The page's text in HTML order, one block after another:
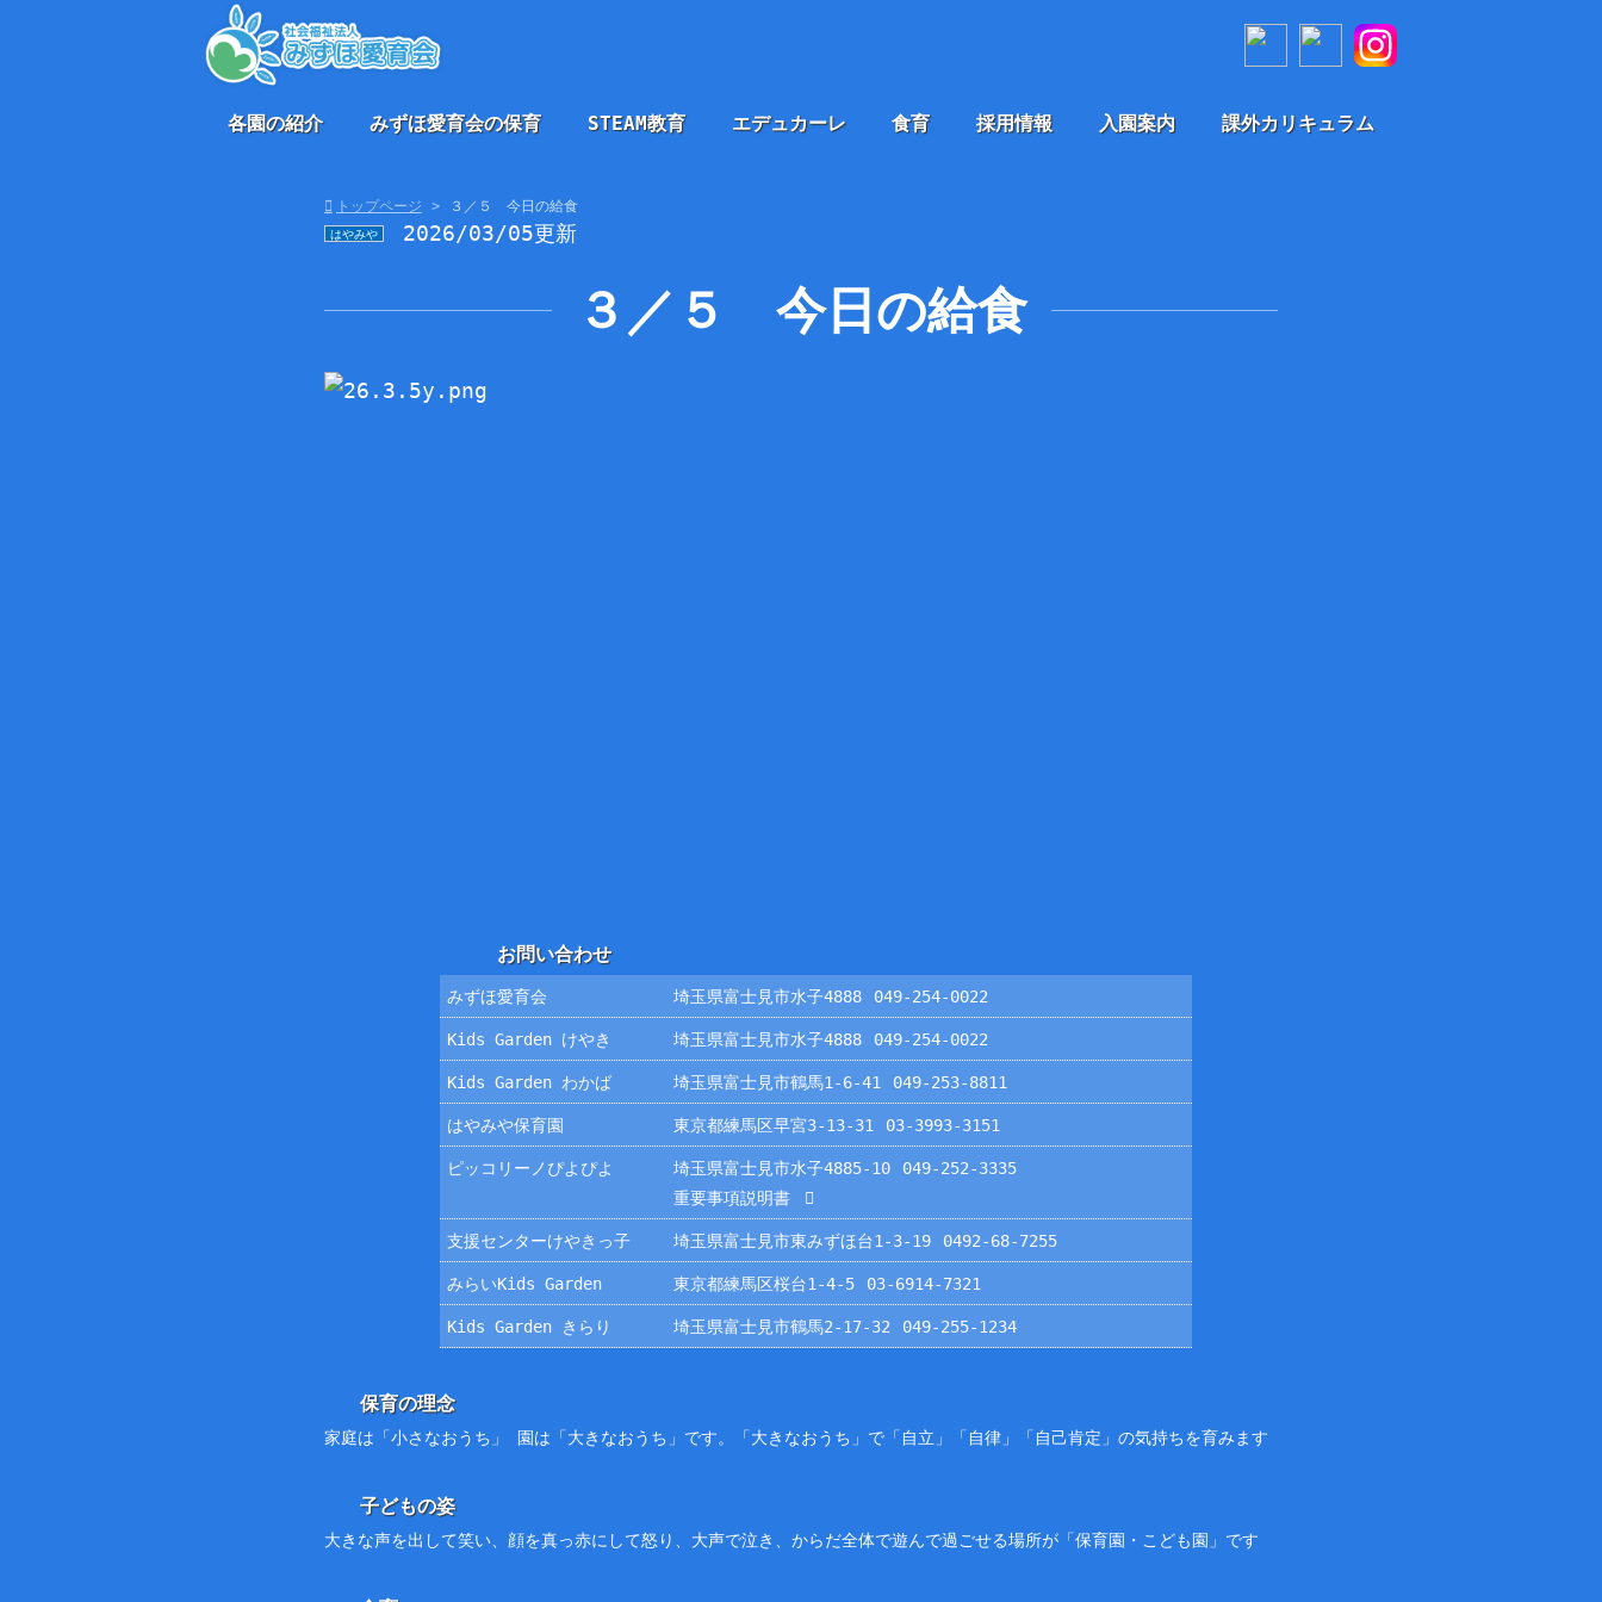
各園の紹介 みずほ愛育会の保育 STEAM教育 エデュカーレ 食育 採用情報 入園案内 課外カリキュラム
トップページ ３／５ 今日の給食
はやみや 2026/03/05更新
３／５ 今日の給食
お問い合わせ
みずほ愛育会 埼玉県富士見市水子4888 049-254-0022
Kids Garden けやき 埼玉県富士見市水子4888 049-254-0022
Kids Garden わかば 埼玉県富士見市鶴馬1-6-41 049-253-8811
はやみや保育園 東京都練馬区早宮3-13-31 03-3993-3151
ピッコリーノぴよぴよ 埼玉県富士見市水子4885-10
049-252-3335
重要事項説明書
支援センターけやきっ子 埼玉県富士見市東みずほ台1-3-19 0492-68-7255
みらいKids Garden 東京都練馬区桜台1-4-5 03-6914-7321
Kids Garden きらり 埼玉県富士見市鶴馬2-17-32 049-255-1234
保育の理念
家庭は「小さなおうち」 園は「大きなおうち」です。「大きなおうち」で「自立」「自律」「自己肯定」の気持ちを育みます
子どもの姿
大きな声を出して笑い、顔を真っ赤にして怒り、大声で泣き、からだ全体で遊んで過ごせる場所が「保育園・こども園」です